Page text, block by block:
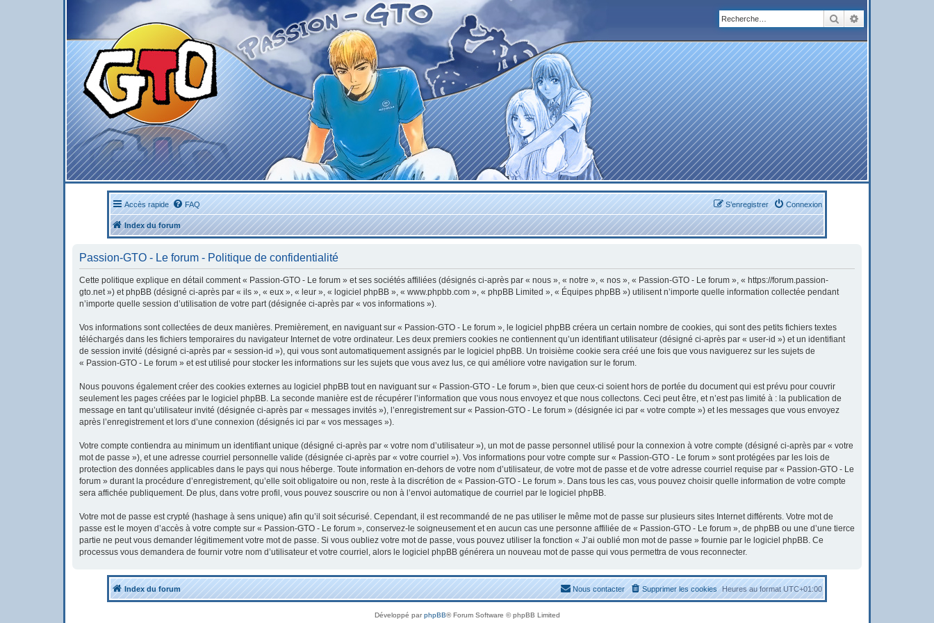
Rechercher
Accès rapide FAQ Connexion
S’enregistrer
Index du forum
Passion-GTO - Le forum - Politique de confidentialité
Cette politique explique en détail comment « Passion-GTO - Le forum » et ses sociétés affiliées (désignés ci-après par « nous », « notre », « nos », « Passion-GTO - Le forum », « https://forum.passion-
gto.net ») et phpBB (désigné ci-après par « ils », « eux », « leur », « logiciel phpBB », « www.phpbb.com », « phpBB Limited », « Équipes phpBB ») utilisent n’importe quelle information collectée pendant
n’importe quelle session d’utilisation de votre part (désignée ci-après par « vos informations »).
Vos informations sont collectées de deux manières. Premièrement, en naviguant sur « Passion-GTO - Le forum », le logiciel phpBB créera un certain nombre de cookies, qui sont des petits fichiers textes
téléchargés dans les fichiers temporaires du navigateur Internet de votre ordinateur. Les deux premiers cookies ne contiennent qu’un identifiant utilisateur (désigné ci-après par « user-id ») et un identifiant
de session invité (désigné ci-après par « session-id »), qui vous sont automatiquement assignés par le logiciel phpBB. Un troisième cookie sera créé une fois que vous naviguerez sur les sujets de
« Passion-GTO - Le forum » et est utilisé pour stocker les informations sur les sujets que vous avez lus, ce qui améliore votre navigation sur le forum.
Nous pouvons également créer des cookies externes au logiciel phpBB tout en naviguant sur « Passion-GTO - Le forum », bien que ceux-ci soient hors de portée du document qui est prévu pour couvrir
seulement les pages créées par le logiciel phpBB. La seconde manière est de récupérer l’information que vous nous envoyez et que nous collectons. Ceci peut être, et n’est pas limité à : la publication de
message en tant qu’utilisateur invité (désignée ci-après par « messages invités »), l’enregistrement sur « Passion-GTO - Le forum » (désignée ici par « votre compte ») et les messages que vous envoyez
après l’enregistrement et lors d’une connexion (désignés ici par « vos messages »).
Votre compte contiendra au minimum un identifiant unique (désigné ci-après par « votre nom d’utilisateur »), un mot de passe personnel utilisé pour la connexion à votre compte (désigné ci-après par « votre
mot de passe »), et une adresse courriel personnelle valide (désignée ci-après par « votre courriel »). Vos informations pour votre compte sur « Passion-GTO - Le forum » sont protégées par les lois de
protection des données applicables dans le pays qui nous héberge. Toute information en-dehors de votre nom d’utilisateur, de votre mot de passe et de votre adresse courriel requise par « Passion-GTO - Le
forum » durant la procédure d’enregistrement, qu’elle soit obligatoire ou non, reste à la discrétion de « Passion-GTO - Le forum ». Dans tous les cas, vous pouvez choisir quelle information de votre compte
sera affichée publiquement. De plus, dans votre profil, vous pouvez souscrire ou non à l’envoi automatique de courriel par le logiciel phpBB.
Votre mot de passe est crypté (hashage à sens unique) afin qu’il soit sécurisé. Cependant, il est recommandé de ne pas utiliser le même mot de passe sur plusieurs sites Internet différents. Votre mot de
passe est le moyen d’accès à votre compte sur « Passion-GTO - Le forum », conservez-le soigneusement et en aucun cas une personne affiliée de « Passion-GTO - Le forum », de phpBB ou une d’une tierce
partie ne peut vous demander légitimement votre mot de passe. Si vous oubliez votre mot de passe, vous pouvez utiliser la fonction « J’ai oublié mon mot de passe » fournie par le logiciel phpBB. Ce
processus vous demandera de fournir votre nom d’utilisateur et votre courriel, alors le logiciel phpBB générera un nouveau mot de passe qui vous permettra de vous reconnecter.
Index du forum Heures au formatUTC+01:00
Supprimer les cookies
Nous contacter
Développé parphpBB® Forum Software © phpBB Limited